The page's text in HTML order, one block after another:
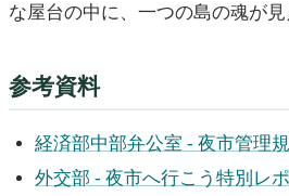
な屋台の中に、一つの島の魂が見
参考資料
経済部中部弁公室 - 夜市管理
外交部 - 夜市へ行こう特別レ